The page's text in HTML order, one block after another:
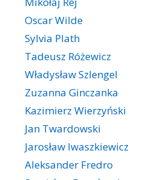
Oscar Wilde
Sylvia Plath
Tadeusz Różewicz
Władysław Szlengel
Zuzanna Ginczanka
Kazimierz Wierzyński
Jan Twardowski
Jarosław Iwaszkiewicz
Aleksander Fredro